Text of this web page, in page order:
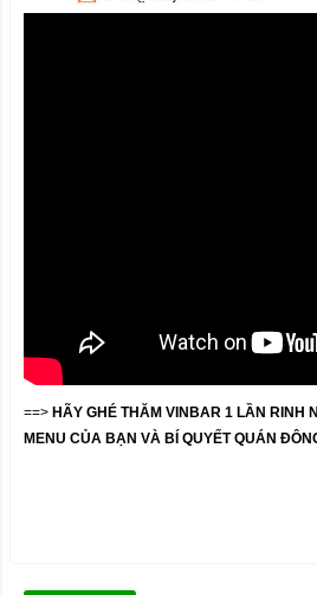
==> HÃY GHÉ THĂM VINBAR 1 LẦN RINH
MENU CỦA BẠN VÀ BÍ QUYẾT QUÁN